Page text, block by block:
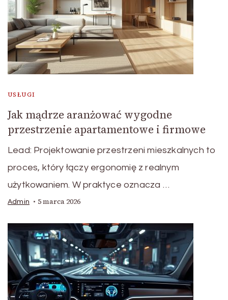
USŁUGI
Jak mądrze aranżować wygodne
przestrzenie apartamentowe i firmowe
Lead: Projektowanie przestrzeni mieszkalnych to
proces, który łączy ergonomię z realnym
użytkowaniem. W praktyce oznacza …
Admin 5 marca 2026